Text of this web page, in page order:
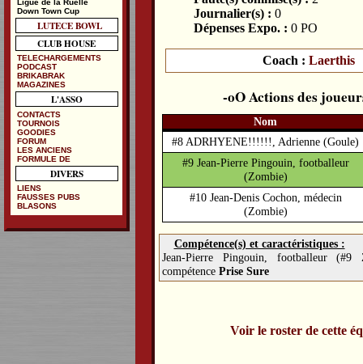
Journalier(s) : 0
Dépenses Expo. : 0 PO
Coach : Laerthis
Actions des
Nom
#8 ADRHYENE!!!!!!, Adrienne(Goule)
#9 Jean-Pierre Pingouin, footballeur
(Zombie)
#10 Jean-Denis Cochon, médecin
(Zombie)
Compétence(s) et caractéristiques :
Jean-Pierre Pingouin, footballeur (#9
compétencePrise Sure
Voir le roster de cette
Down Town Cup
LUTECE BOWL
CLUB HOUSE
TELECHARGEMENTS
PODCAST
BRIKABRAK
MAGAZINES
L'ASSO
CONTACTS
TOURNOIS
GOODIES
FORUM
LES ANCIENS
FORMULE DE
DIVERS
LIENS
FAUSSES PUBS
BLASONS